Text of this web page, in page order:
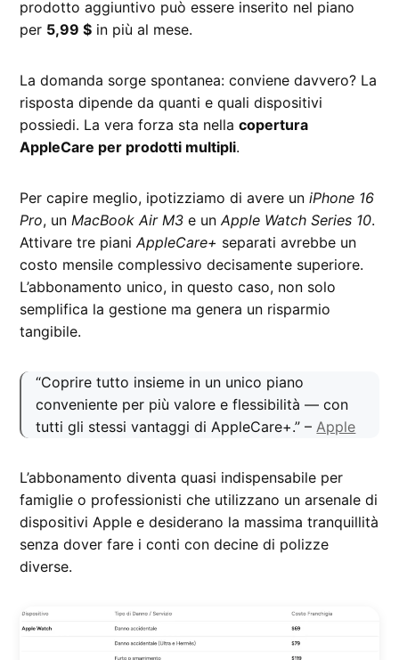
prodotto aggiuntivo può essere inserito nel piano
per 5,99 $ in più al mese.
La domanda sorge spontanea: conviene davvero? La
risposta dipende da quanti e quali dispositivi
possiedi. La vera forza sta nellacopertura
AppleCare per prodotti multipli.
Per capire meglio, ipotizziamo di avere uniPhone 16
Pro, un MacBook Air M3 e unApple Watch Series 10.
Attivare tre pianiAppleCare+ separati avrebbe un
costo mensile complessivo decisamente superiore.
L’abbonamento unico, in questo caso, non solo
semplifica la gestione ma genera un risparmio
tangibile.
“Coprire tutto insieme in un unico piano
conveniente per più valore e flessibilità — con
tutti gli stessi vantaggi di AppleCare+.” – Apple
L’abbonamento diventa quasi indispensabile per
famiglie o professionisti che utilizzano un arsenale di
dispositivi Apple e desiderano la massima tranquillità
senza dover fare i conti con decine di polizze
diverse.